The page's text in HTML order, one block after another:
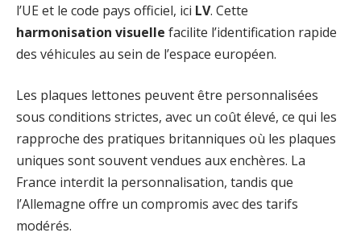
l’UE et le code pays officiel, ici LV. Cette
harmonisation visuelle facilite l’identification rapide
des véhicules au sein de l’espace européen.
Les plaques lettones peuvent être personnalisées
sous conditions strictes, avec un coût élevé, ce qui les
rapproche des pratiques britanniques où les plaques
uniques sont souvent vendues aux enchères. La
France interdit la personnalisation, tandis que
l’Allemagne offre un compromis avec des tarifs
modérés.